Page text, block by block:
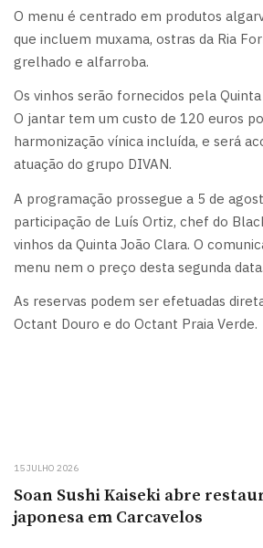
O menu é centrado em produtos
que incluem muxama, ostras da Ria
grelhado e alfarroba.
Os vinhos serão fornecidos pela
O jantar tem um custo de 120 euros
harmonização vínica incluída, e será
atuação do grupo DIVAN.
A programação prossegue a 5 de
participação de Luís Ortiz, chef do
vinhos da Quinta João Clara. O
menu nem o preço desta segunda data.
As reservas podem ser efetuadas
Octant Douro e do Octant Praia Verde.
15 JULHO 2026
Soan Sushi Kaiseki abre
japonesa em Carcavelos